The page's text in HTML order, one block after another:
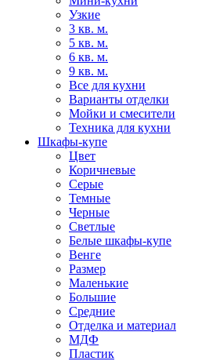
Узкие
3 кв. м.
5 кв. м.
6 кв. м.
9 кв. м.
Все для кухни
Варианты отделки
Мойки и смесители
Техника для кухни
Шкафы-купе
Цвет
Коричневые
Серые
Темные
Черные
Светлые
Белые шкафы-купе
Венге
Размер
Маленькие
Большие
Средние
Отделка и материал
МДФ
Пластик